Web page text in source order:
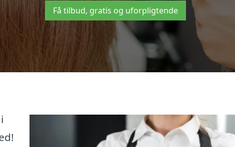
Få tilbud, gratis og uforpligtende